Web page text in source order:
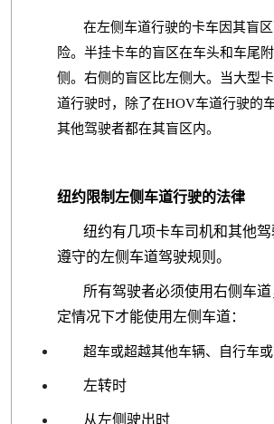
在左侧车道行驶的卡车因其盲
险。半挂卡车的盲区在车头和车尾
侧。右侧的盲区比左侧大。当大型
道行驶时，除了在HOV车道行驶的
其他驾驶者都在其盲区内。
纽约限制左侧车道行驶的法律
纽约有几项卡车司机和其他
遵守的左侧车道驾驶规则。
所有驾驶者必须使用右侧车
定情况下才能使用左侧车道：
超车或超越其他车辆、自行车
左转时
从左侧驶出时